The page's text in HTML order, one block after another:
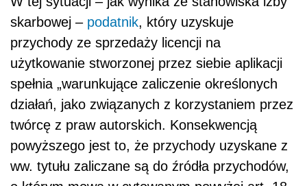
skarbowej – podatnik, który uzyskuje
przychody ze sprzedaży licencji na
użytkowanie stworzonej przez siebie aplikacji
spełnia „warunkujące zaliczenie określonych
działań, jako związanych z korzystaniem przez
twórcę z praw autorskich. Konsekwencją
powyższego jest to, że przychody uzyskane z
ww. tytułu zaliczane są do źródła przychodów,